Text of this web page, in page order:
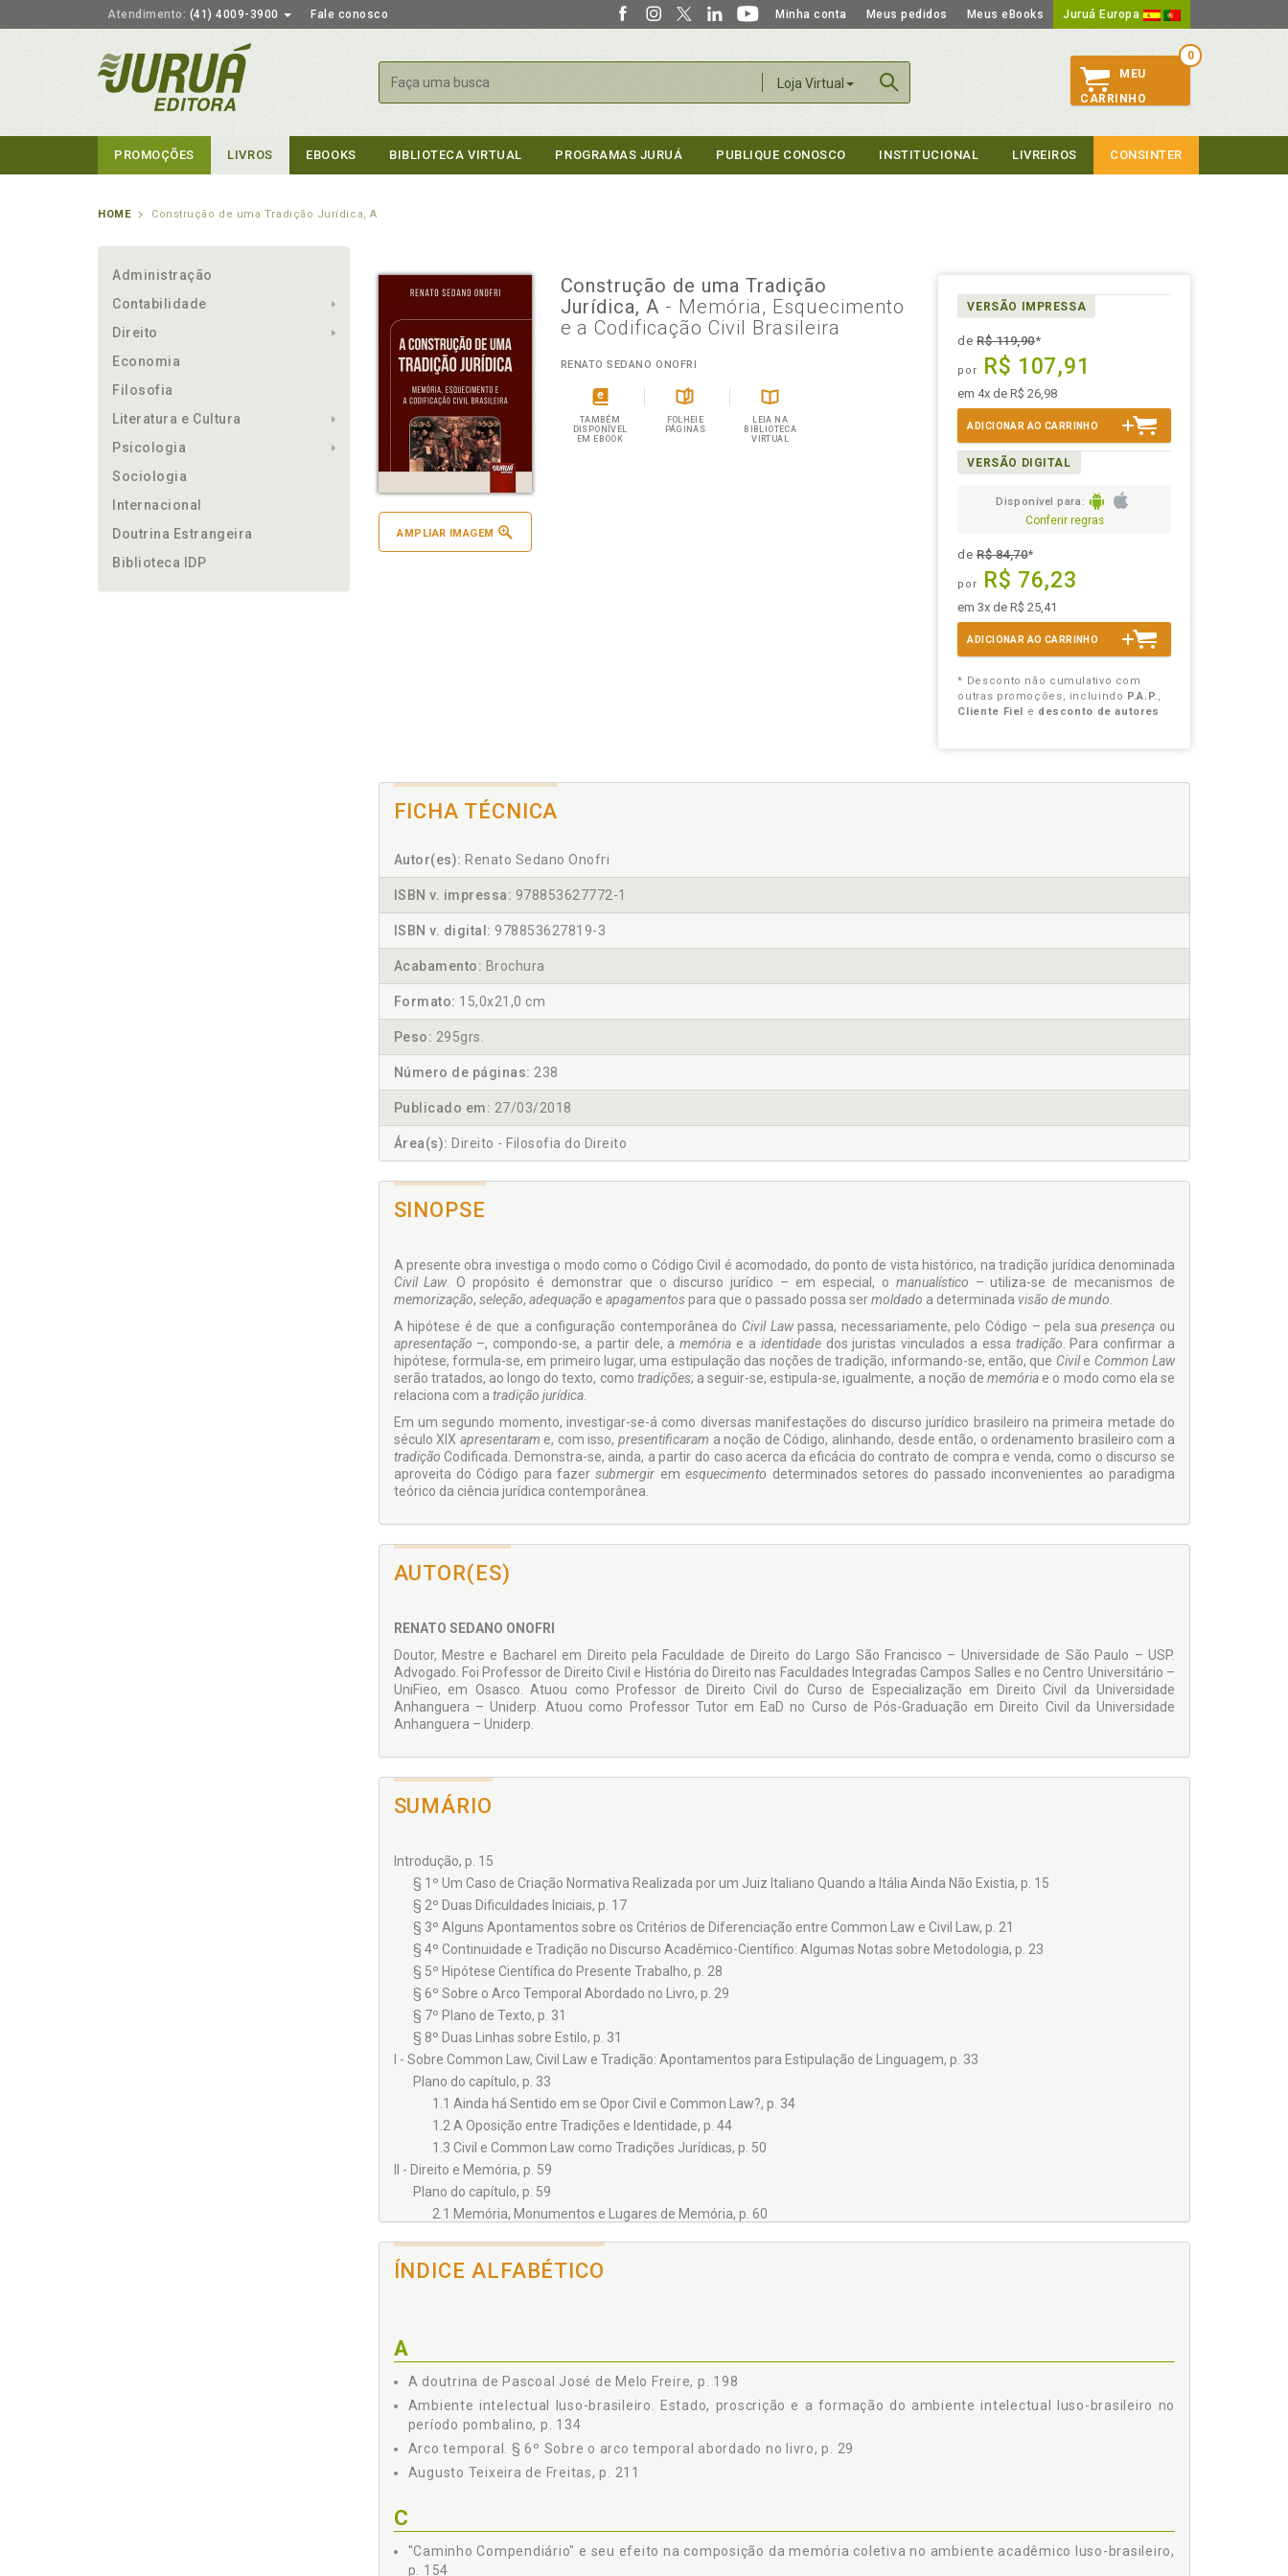
Atendimento: (41) 4009-3900 Fale conosco Minha conta Meus pedidos Meus eBooks Juruá Europa
Loja Virtual
Buscar
0
MEU
CARRINHO
PROMOÇÕES LIVROS EBOOKS BIBLIOTECA VIRTUAL PROGRAMAS JURUÁ PUBLIQUE CONOSCO INSTITUCIONAL LIVREIROS CONSINTER
HOME Construção de uma Tradição Jurídica, A
Administração
Contabilidade
Direito
Economia
Filosofia
Literatura e Cultura
Psicologia
Sociologia
Internacional
Doutrina Estrangeira
Biblioteca IDP
AMPLIAR IMAGEM
Construção de uma Tradição
Jurídica, A - Memória, Esquecimento
e a Codificação Civil Brasileira
RENATO SEDANO ONOFRI
TAMBÉM
DISPONÍVEL
EM EBOOK
FOLHEIE
PÁGINAS
LEIA NA
BIBLIOTECA
VIRTUAL
VERSÃO IMPRESSA
deR$ 119,90*
por R$ 107,91
em 4x de R$ 26,98
ADICIONAR AO CARRINHO
VERSÃO DIGITAL
Disponível para:
Conferir regras
deR$ 84,70*
por R$ 76,23
em 3x de R$ 25,41
ADICIONAR AO CARRINHO
* Desconto não cumulativo com
outras promoções, incluindo P.A.P.,
Cliente Fiel
e desconto de autores
FICHA TÉCNICA
Autor(es): Renato Sedano Onofri
ISBN v. impressa: 978853627772-1
ISBN v. digital: 978853627819-3
Acabamento: Brochura
Formato: 15,0x21,0 cm
Peso: 295grs.
Número de páginas: 238
Publicado em: 27/03/2018
Área(s): Direito - Filosofia do Direito
SINOPSE
A presente obra investiga o modo como o Código Civil é acomodado, do ponto de vista histórico, na tradição jurídica denominada
Civil Law. O propósito é demonstrar que o discurso jurídico – em especial, o manualístico – utiliza-se de mecanismos de
memorização, seleção, adequação e apagamentospara que o passado possa sermoldado a determi­nada visão de mundo.
A hipótese é de que a configuração contemporânea do Civil Lawpassa, necessariamente, pelo Código – pela suapresença ou
apresentação –, compondo-se, a partir dele, amemória e a identidade dos juristas vinculados a essa tradição. Para confirmar a
hipótese, formula-se, em primeiro lugar, uma estipulação das noções de tradição, informando-se, então, que Civile Common Law
serão tratados, ao longo do texto, como tradições; a seguir-se, estipula-se, igualmente, a noção dememória e o modo como ela se
relaciona com a tradição jurídica.
Em um segundo momento, investigar-se-á como diversas manifestações do discurso jurídico brasileiro na primeira metade do
século XIX apresentaram e, com isso,presentificaram a noção de Código, alinhando, desde então, o orde­namento brasileiro com a
tradiçãoCodificada. Demonstra-se, ainda, a partir do caso acerca da eficácia do contrato de compra e venda, como o discurso se
aproveita do Código para fazersubmergir emesquecimento determinados setores do passado inconvenientes ao paradigma
teórico da ciência jurídica contemporânea.
AUTOR(ES)
RENATO SEDANO ONOFRI
Doutor, Mestre e Bacharel em Direito pela Faculdade de Direito do Largo São Francisco – Universidade de São Paulo – USP.
Advogado. Foi Professor de Direito Civil e História do Direito nas Faculdades Integradas Campos Salles e no Centro Universitário –
UniFieo, em Osasco. Atuou como Professor de Direito Civil do Curso de Especialização em Direito Civil da Universidade
Anhanguera – Uniderp. Atuou como Professor Tutor em EaD no Curso de Pós-Graduação em Direito Civil da Universidade
Anhanguera – Uniderp.
SUMÁRIO
Introdução, p. 15
§ 1º Um Caso de Criação Normativa Realizada por um Juiz Italiano Quando a Itália Ainda Não Existia, p. 15
§ 2º Duas Dificuldades Iniciais, p. 17
§ 3º Alguns Apontamentos sobre os Critérios de Diferenciação entre Common Law e Civil Law, p. 21
§ 4º Continuidade e Tradição no Discurso Acadêmico-Científico: Algumas Notas sobre Metodologia, p. 23
§ 5º Hipótese Científica do Presente Trabalho, p. 28
§ 6º Sobre o Arco Temporal Abordado no Livro, p. 29
§ 7º Plano de Texto, p. 31
§ 8º Duas Linhas sobre Estilo, p. 31
I - Sobre Common Law, Civil Law e Tradição: Apontamentos para Estipulação de Linguagem, p. 33
Plano do capítulo, p. 33
1.1 Ainda há Sentido em se Opor Civil e Common Law?, p. 34
1.2 A Oposição entre Tradições e Identidade, p. 44
1.3 Civil e Common Law como Tradições Jurídicas, p. 50
II - Direito e Memória, p. 59
Plano do capítulo, p. 59
2.1 Memória, Monumentos e Lugares de Memória, p. 60
2.1.2 Os Contornos Fluidos da Memória, p. 65
2.1.2.1 Lembrar, rememorar, imaginar, inventar, constituir, perpetuar: apontamentos para estipulação de uma noção
§ 3º O tempo e os templos da memória, p. 73
§ 4º Imprensa e superação da arte mnemônica, p. 76
§ 5º Memória de agora, p. 79
2.1.2.2 Estipulação da noção de memória, p. 82
§ 1º Inserção da memória no tempo, p. 83
§ 2º Memória e memória coletiva, p. 84
2.1.3.1 O discurso acadêmico-científico e a formação de memória, p. 99
ÍNDICE ALFABÉTICO
A
A doutrina de Pascoal José de Melo Freire, p. 198
Ambiente intelectual luso-brasileiro. Estado, proscrição e a formação do ambiente intelectual luso-brasileiro no
período pombalino, p. 134
Arco temporal. § 6º Sobre o arco temporal abordado no livro, p. 29
Augusto Teixeira de Freitas, p. 211
C
"Caminho Compendiário" e seu efeito na composição da memória coletiva no ambiente acadêmico luso-brasileiro,
p. 154